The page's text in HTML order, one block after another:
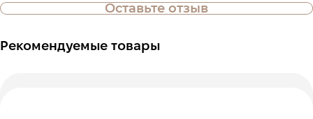
Оставьте отзыв
Рекомендуемые товары